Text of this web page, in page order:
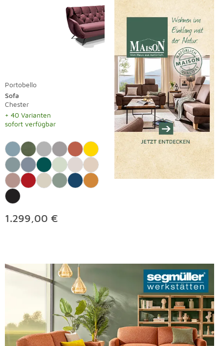
Portobello
Sofa
Chester
+ 40 Varianten
sofort verfügbar
1.299,00 €